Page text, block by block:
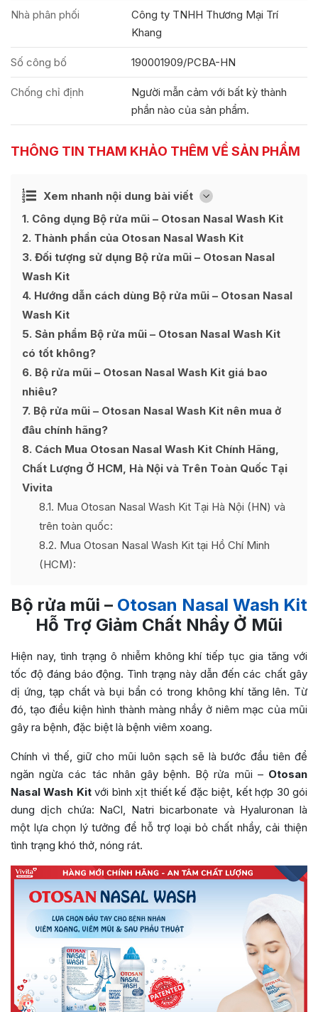
Nhà phân phối
Công ty TNHH Thương Mại Trí
Khang
Số công bố 190001909/PCBA-HN
Chống chỉ định
Người mẫn cảm với bất kỳ thành
phần nào của sản phẩm.
THÔNG TIN THAM KHẢO THÊM VỀ SẢN PHẨM
Xem nhanh nội dung bài viết [
Ẩn
1 Công dụng Bộ rửa mũi – Otosan Nasal Wash Kit
2 Thành phần của Otosan Nasal Wash Kit
3 Đối tượng sử dụng Bộ rửa mũi – Otosan Nasal
Wash Kit
4 Hướng dẫn cách dùng Bộ rửa mũi – Otosan Nasal
Wash Kit
5 Sản phẩm Bộ rửa mũi – Otosan Nasal Wash Kit
có tốt không?
6 Bộ rửa mũi – Otosan Nasal Wash Kit giá bao
nhiêu?
7 Bộ rửa mũi – Otosan Nasal Wash Kit nên mua ở
đâu chính hãng?
8 Cách Mua Otosan Nasal Wash Kit Chính Hãng,
Chất Lượng Ở HCM, Hà Nội và Trên Toàn Quốc Tại
Vivita
8.1 Mua Otosan Nasal Wash Kit Tại Hà Nội (HN) và
trên toàn quốc:
8.2 Mua Otosan Nasal Wash Kit tại Hồ Chí Minh
(HCM):
Bộ rửa mũi – Otosan Nasal Wash Kit
Hỗ Trợ Giảm Chất Nhầy Ở Mũi
Hiện nay, tình trạng ô nhiễm không khí tiếp tục gia tăng với
tốc độ đáng báo động. Tình trạng này dẫn đến các chất gây
dị ứng, tạp chất và bụi bẩn có trong không khí tăng lên. Từ
đó, tạo điều kiện hình thành màng nhầy ở niêm mạc của mũi
gây ra bệnh, đặc biệt là bệnh viêm xoang.
Chính vì thế, giữ cho mũi luôn sạch sẽ là bước đầu tiên để
ngăn ngừa các tác nhân gây bệnh. Bộ rửa mũi – Otosan
Nasal Wash Kitvới bình xịt thiết kế đặc biệt, kết hợp 30 gói
dung dịch chứa: NaCl, Natri bicarbonate và Hyaluronan là
một lựa chọn lý tưởng để hỗ trợ loại bỏ chất nhầy, cải thiện
tình trạng khó thở, nóng rát.